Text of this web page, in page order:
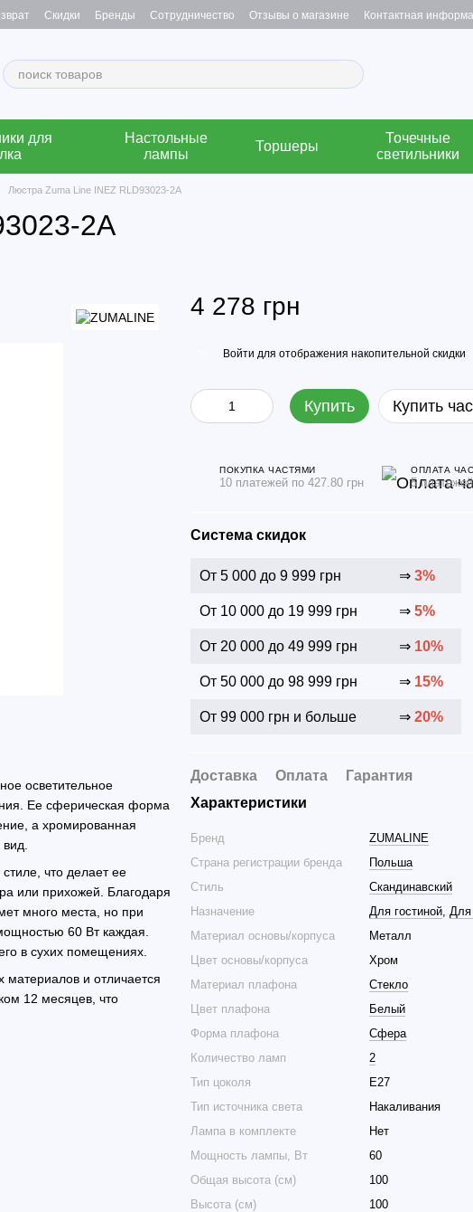
Скидки Бренды Сотрудничество Отзывы о магазине Контактная
для
Настольные
лампы
Торшеры
Точечные
светильники
Люстра Zuma Line INEZ RLD93023-2A
2A
осветительное
Ее сферическая форма
а хромированная
что делает ее
или прихожей. Благодаря
много места, но при
60 Вт каждая.
в сухих помещениях.
материалов и отличается
12 месяцев, что
4 278 грн
Войти для отображения накопительной скидки
Купить Купить
ПОКУПКА ЧАСТЯМИ
10 платежей по 427.80 грн
ОПЛАТА
5
Система скидок
От 5 000 до 9 999 грн ⇒ 3%
От 10 000 до 19 999 грн ⇒ 5%
От 20 000 до 49 999 грн ⇒ 10%
От 50 000 до 98 999 грн ⇒ 15%
От 99 000 грн и больше ⇒ 20%
Доставка Оплата
Гарантия
Характеристики
Бренд
ZUMALINE
Страна регистрации бренда
Польша
Стиль
Скандинавский
Назначение
Для гостиной, Для
Материал основы/корпуса
Металл
Цвет основы/корпуса
Хром
Материал плафона
Стекло
Цвет плафона
Белый
Форма плафона
Сфера
Количество ламп
2
Тип цоколя
E27
Тип источника света
Накаливания
Лампа в комплекте
Нет
Мощность лампы, Вт
60
Общая высота (см)
100
Высота (см)
100